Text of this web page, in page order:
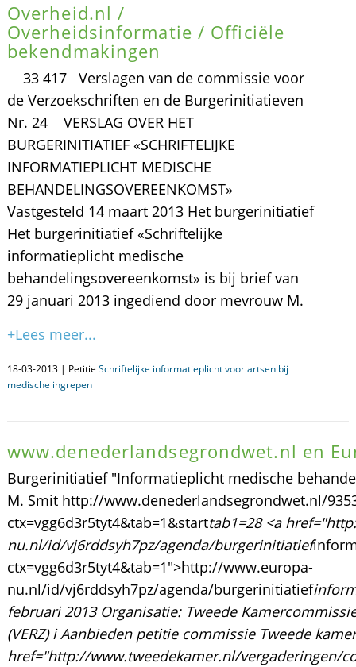
Overheid.nl /
Overheidsinformatie / Officiële
bekendmakingen
33 417 Verslagen van de commissie voor
de Verzoekschriften en de Burgerinitiatieven
Nr. 24 VERSLAG OVER HET
BURGERINITIATIEF «SCHRIFTELIJKE
INFORMATIEPLICHT MEDISCHE
BEHANDELINGSOVEREENKOMST»
Vastgesteld 14 maart 2013 Het burgerinitiatief
Het burgerinitiatief «Schriftelijke
informatieplicht medische
behandelingsovereenkomst» is bij brief van
29 januari 2013 ingediend door mevrouw M.
+Lees meer...
18-03-2013 | Petitie Schriftelijke informatieplicht voor artsen bij
medische ingrepen
www.denederlandsegrondwet.nl en
Burgerinitiatief "Informatieplicht medische
M. Smit http://www.denederlandsegrondwet.nl/
ctx=vgg6d3r5tyt4&tab=1&starttab1=28 <a
nu.nl/id/vj6rddsyh7pz/agenda/burgerinitiatief
ctx=vgg6d3r5tyt4&tab=1">http://www.europa-
nu.nl/id/vj6rddsyh7pz/agenda/burgerinitiatief
februari 2013 Organisatie: Tweede
(VERZ) i Aanbieden petitie commissie Tweede
href="http://www.tweedekamer.nl/vergaderingen/